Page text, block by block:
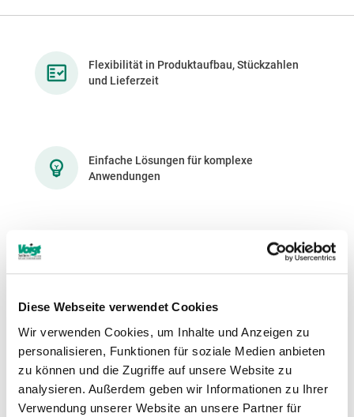
Diese Webseite verwendet Cookies
Wir verwenden Cookies, um Inhalte und Anzeigen zu
personalisieren, Funktionen für soziale Medien anbieten
zu können und die Zugriffe auf unsere Website zu
analysieren. Außerdem geben wir Informationen zu Ihrer
Verwendung unserer Website an unsere Partner für
Flexibilität in Produktaufbau, Stückzahlen
und Lieferzeit
Einfache Lösungen für komplexe
Anwendungen
Hohe Servicequalität durch geschulte und
motivierte Mitarbeiter
Stetige Lieferbereitschaft durch hohe
Lagerhaltung